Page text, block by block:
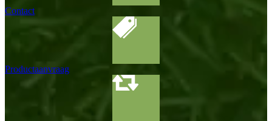
Contact
Productaanvraag